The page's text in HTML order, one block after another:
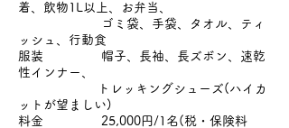
着、飲物1L以上、お弁当、
ゴミ袋、手袋、タオル、ティ
ッシュ、行動食
服装 帽子、長袖、長ズボン、速乾
性インナー、
トレッキングシューズ(ハイカ
ットが望ましい)
料金 25,000円/1名(税・保険料